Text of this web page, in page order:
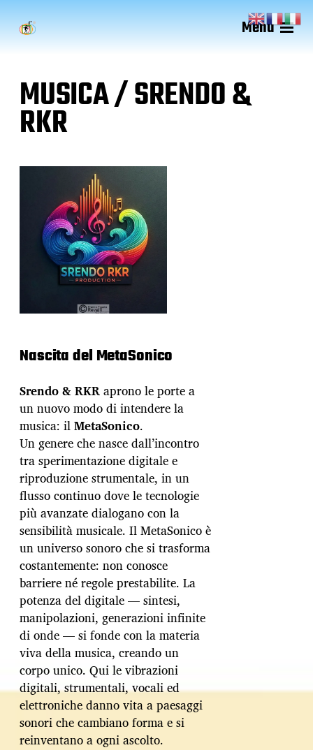
Menu
MUSICA / SRENDO &
RKR
Nascita del MetaSonico
Srendo & RKRaprono le porte a
un nuovo modo di intendere la
musica: ilMetaSonico.
Un genere che nasce dall’incontro
tra sperimentazione digitale e
riproduzione strumentale, in un
flusso continuo dove le tecnologie
più avanzate dialogano con la
sensibilità musicale. Il MetaSonico è
un universo sonoro che si trasforma
costantemente: non conosce
barriere né regole prestabilite. La
potenza del digitale — sintesi,
manipolazioni, generazioni infinite
di onde — si fonde con la materia
viva della musica, creando un
corpo unico. Qui le vibrazioni
digitali, strumentali, vocali ed
elettroniche danno vita a paesaggi
sonori che cambiano forma e si
reinventano a ogni ascolto.